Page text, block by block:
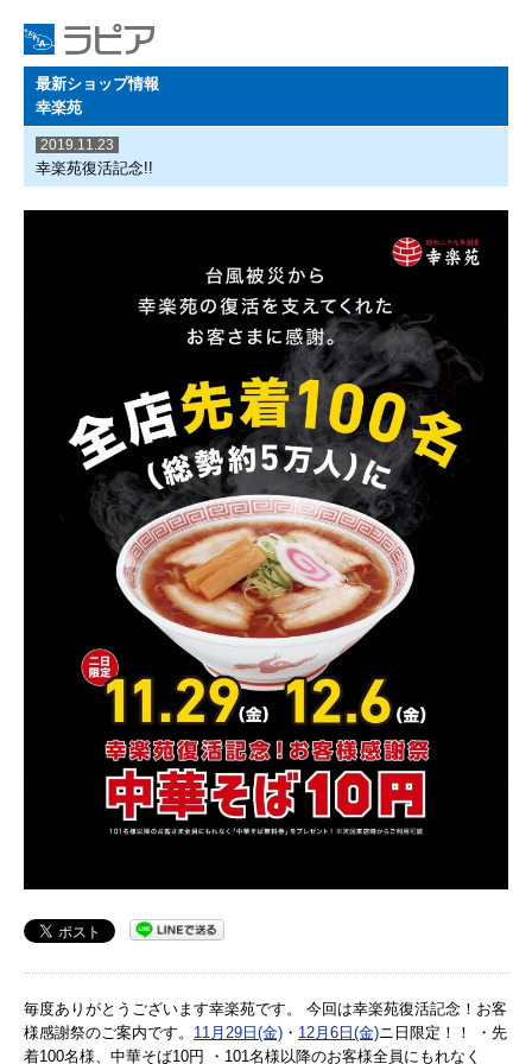
最新ショップ情報
幸楽苑
2019.11.23
幸楽苑復活記念!!
毎度ありがとうございます幸楽苑です。 今回は幸楽苑復活記念！お客
様感謝祭のご案内です。 11月29日(金) ・ 12月6日(金)ニ日限定！！ ・先
着100名様、中華そば10円 ・101名様以降のお客様全員にもれなく